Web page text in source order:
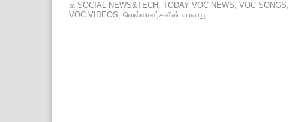
SOCIAL NEWS&TECH , TODAY VOC NEWS, VOC SONGS,
VOC VIDEOS, வெள்ளாளர்களின் வரலாறு